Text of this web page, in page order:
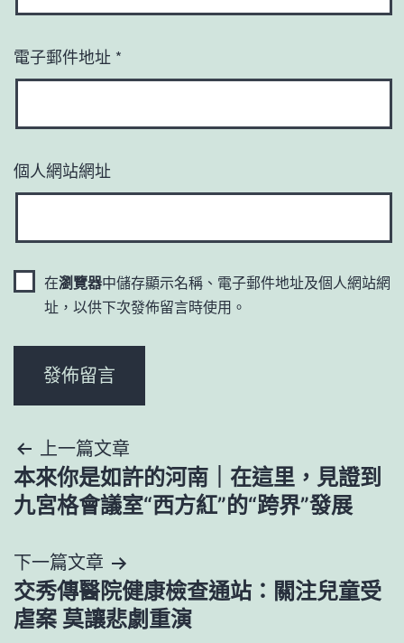
電子郵件地址 *
個人網站網址
在瀏覽器中儲存顯示名稱、電子郵件地址及個人網站網
址，以供下次發佈留言時使用。
文
章
覽
上一篇文章
本來你是如許的河南｜在這里，見證到
九宮格會議室“西方紅”的“跨界”發展
下一篇文章
交秀傳醫院健康檢查通站：關注兒童受
虐案 莫讓悲劇重演